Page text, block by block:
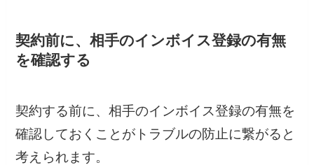
契約前に、相手のインボイス登録の有無
を確認する
契約する前に、相手のインボイス登録の有無を
確認しておくことがトラブルの防止に繋がると
考えられます。